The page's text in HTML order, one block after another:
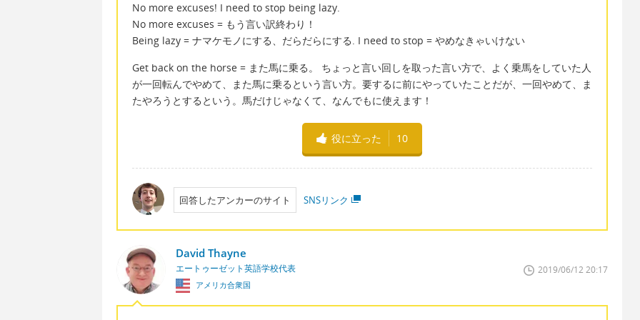
No more excuses! I need to stop being lazy.
No more excuses = もう言い訳終わり！
Being lazy = ナマケモノにする、だらだらにする. I need to stop = やめなきゃいけない
Get back on the horse = また馬に乗る。 ちょっと言い回しを取った言い方で、よく乗馬をしていた人
が一回転んでやめて、また馬に乗るという言い方。要するに前にやっていたことだが、一回やめて、ま
たやろうとするという。馬だけじゃなくて、なんでもに使えます！
役に立った 10
回答したアンカーのサイト SNSリンク
David Thayne
エートゥーゼット英語学校代表
アメリカ合衆国
2019/06/12 20:17